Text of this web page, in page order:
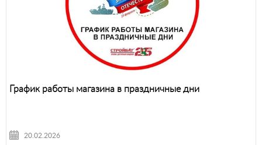
График работы магазина в праздничные дни
20.02.2026